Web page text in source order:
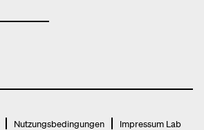
Nutzungsbedingungen Impressum Lab